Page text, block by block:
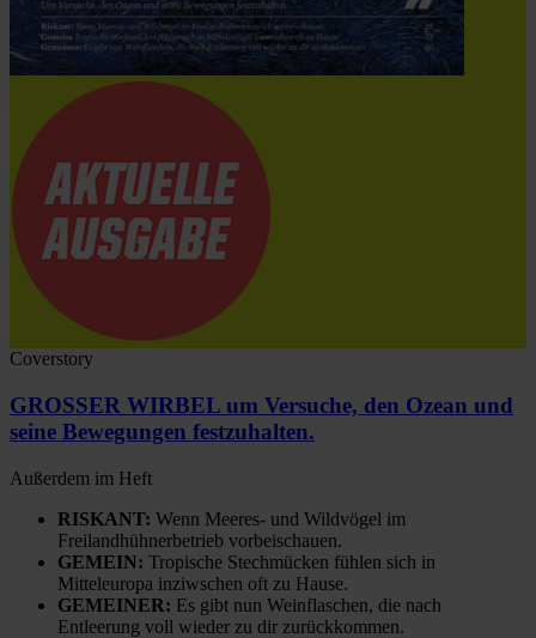
Coverstory
GROSSER WIRBEL um Versuche, den Ozean und
seine Bewegungen festzuhalten.
Außerdem im Heft
RISKANT: Wenn Meeres- und Wildvögel im
Freilandhühnerbetrieb vorbeischauen.
GEMEIN: Tropische Stechmücken fühlen sich in
Mitteleuropa inziwschen oft zu Hause.
GEMEINER: Es gibt nun Weinflaschen, die nach
Entleerung voll wieder zu dir zurückkommen.